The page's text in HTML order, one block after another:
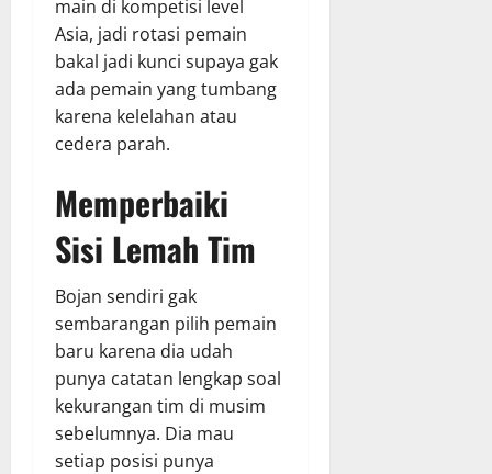
main di kompetisi level
Asia, jadi rotasi pemain
bakal jadi kunci supaya gak
ada pemain yang tumbang
karena kelelahan atau
cedera parah.
Memperbaiki
Sisi Lemah Tim
Bojan sendiri gak
sembarangan pilih pemain
baru karena dia udah
punya catatan lengkap soal
kekurangan tim di musim
sebelumnya. Dia mau
setiap posisi punya